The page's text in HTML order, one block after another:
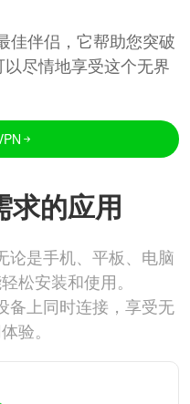
佳伴侣，它帮助您突破
尽情地享受这个无界
求的应用
论是手机、平板、电脑
松安装和使用。
备上同时连接，享受无
验。